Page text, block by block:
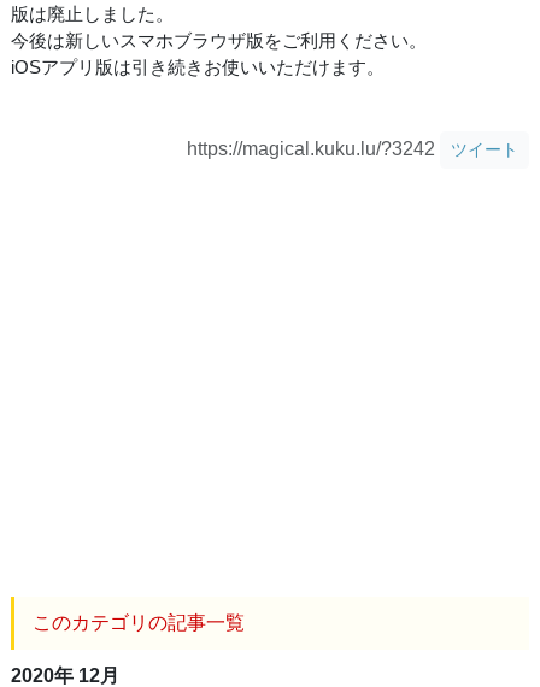
版は廃止しました。
今後は新しいスマホブラウザ版をご利用ください。
iOSアプリ版は引き続きお使いいただけます。
https://magical.kuku.lu/?3242 ツイート
このカテゴリの記事一覧
2020年 12月